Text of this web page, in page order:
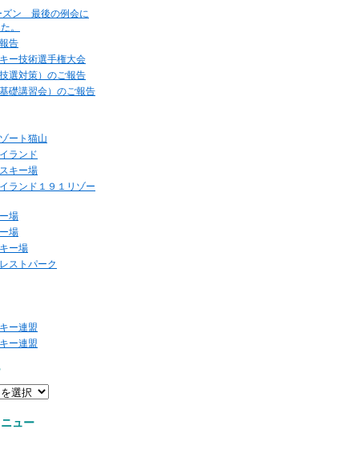
ズン 最後の例会に
。
告
ー技術選手権大会
選対策）のご報告
礎講習会）のご報告
ート猫山
ランド
キー場
ランド１９１リゾー
場
場
ー場
ストパーク
ー連盟
ー連盟
ュー